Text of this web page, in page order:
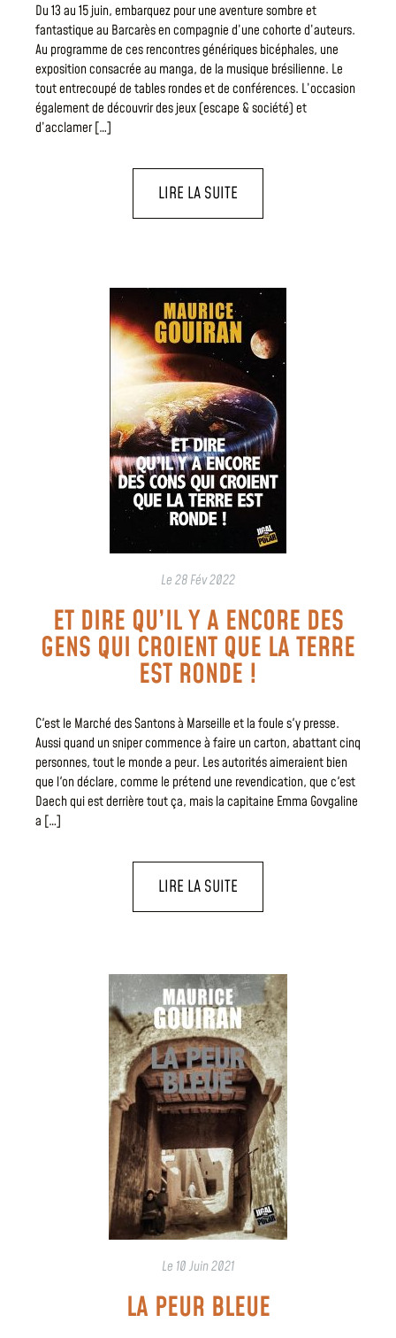
Du 13 au 15 juin, embarquez pour une aventure sombre et
fantastique au Barcarès en compagnie d’une cohorte d’auteurs.
Au programme de ces rencontres génériques bicéphales, une
exposition consacrée au manga, de la musique brésilienne. Le
tout entrecoupé de tables rondes et de conférences. L’occasion
également de découvrir des jeux (escape & société) et
d’acclamer […]
LIRE LA SUITE
Le28 Fév 2022
ET DIRE QU’IL Y A ENCORE DES
GENS QUI CROIENT QUE LA TERRE
EST RONDE !
C'est le Marché des Santons à Marseille et la foule s'y presse.
Aussi quand un sniper commence à faire un carton, abattant cinq
personnes, tout le monde a peur. Les autorités aimeraient bien
que l'on déclare, comme le prétend une revendication, que c'est
Daech qui est derrière tout ça, mais la capitaine Emma Govgaline
a […]
LIRE LA SUITE
Le 10 Juin 2021
LA PEUR BLEUE